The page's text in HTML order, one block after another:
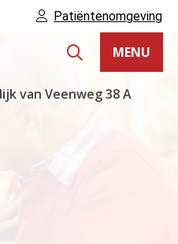
Patiëntenomgeving
MENU
van Veenweg38 A